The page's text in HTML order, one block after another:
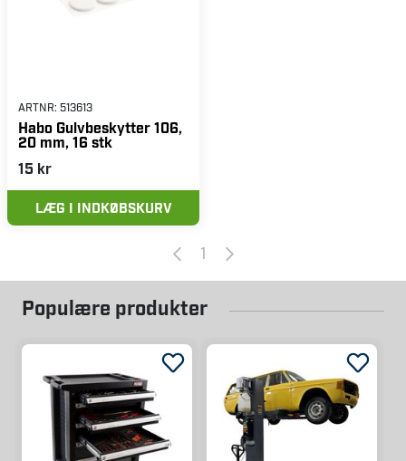
ARTNR: 513613
Habo Gulvbeskytter 106,
20 mm, 16 stk
15 kr
LÆG I INDKØBSKURV
1
Populære produkter